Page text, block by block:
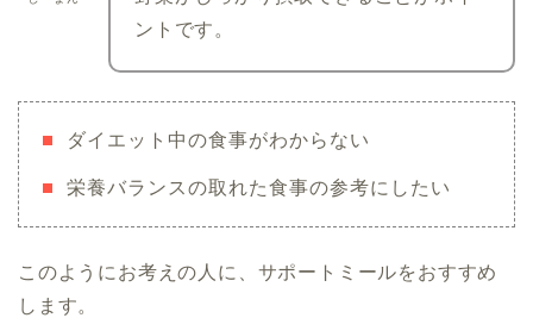
ントです。
ダイエット中の食事がわからない
栄養バランスの取れた食事の参考にしたい
このようにお考えの人に、サポートミールをおすすめ
します。